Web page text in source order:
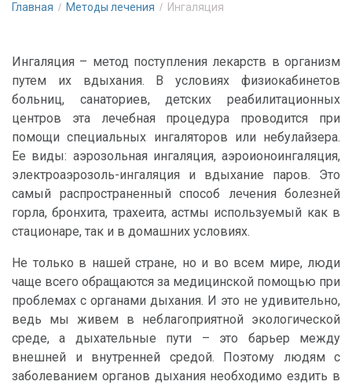
Главная Методы лечения Ингаляция
Ингаляция – метод поступления лекарств в организм
путем их вдыхания. В условиях физиокабинетов
больниц, санаториев, детских реабилитационных
центров эта лечебная процедура проводится при
помощи специальных ингаляторов или небулайзера.
Ее виды: аэрозольная ингаляция, аэроионоингаляция,
электроаэрозоль-ингаляция и вдыхание паров. Это
самый распространенный способ лечения болезней
горла, бронхита, трахеита, астмы используемый как в
стационаре, так и в домашних условиях.
Не только в нашей стране, но и во всем мире, люди
чаще всего обращаются за медицинской помощью при
проблемах с органами дыхания. И это не удивительно,
ведь мы живем в неблагоприятной экологической
среде, а дыхательные пути – это барьер между
внешней и внутренней средой. Поэтому людям с
заболеванием органов дыхания необходимо ездить в